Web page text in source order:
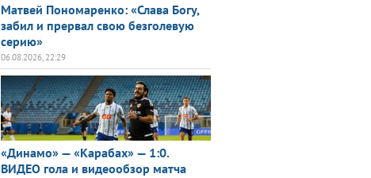
Матвей Пономаренко: «Слава Богу,
забил и прервал свою безголевую
серию»
06.08.2026, 22:29
«Динамо» — «Карабах» — 1:0.
ВИДЕО гола и видеообзор матча